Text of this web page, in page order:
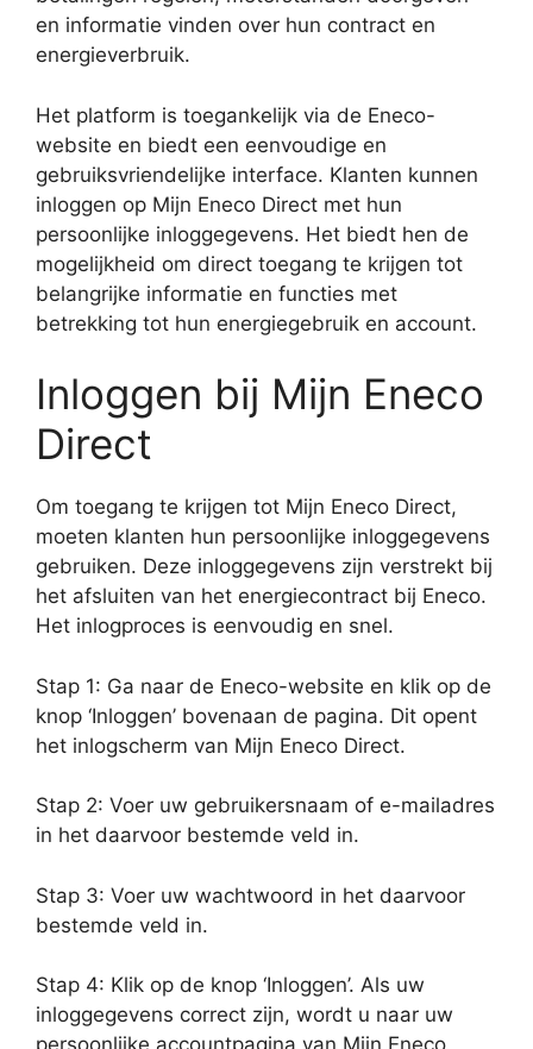
en informatie vinden over hun contract en
energieverbruik.
Het platform is toegankelijk via de Eneco-
website en biedt een eenvoudige en
gebruiksvriendelijke interface. Klanten kunnen
inloggen op Mijn Eneco Direct met hun
persoonlijke inloggegevens. Het biedt hen de
mogelijkheid om direct toegang te krijgen tot
belangrijke informatie en functies met
betrekking tot hun energiegebruik en account.
Inloggen bij Mijn Eneco
Direct
Om toegang te krijgen tot Mijn Eneco Direct,
moeten klanten hun persoonlijke inloggegevens
gebruiken. Deze inloggegevens zijn verstrekt bij
het afsluiten van het energiecontract bij Eneco.
Het inlogproces is eenvoudig en snel.
Stap 1: Ga naar de Eneco-website en klik op de
knop ‘Inloggen’ bovenaan de pagina. Dit opent
het inlogscherm van Mijn Eneco Direct.
Stap 2: Voer uw gebruikersnaam of e-mailadres
in het daarvoor bestemde veld in.
Stap 3: Voer uw wachtwoord in het daarvoor
bestemde veld in.
Stap 4: Klik op de knop ‘Inloggen’. Als uw
inloggegevens correct zijn, wordt u naar uw